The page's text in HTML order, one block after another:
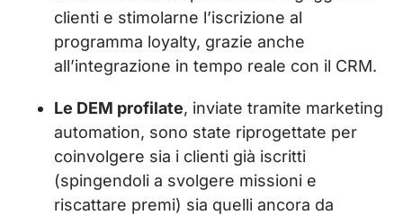
clienti e stimolarne l’iscrizione al
programma loyalty, grazie anche
all’integrazione in tempo reale con il CRM.
Le DEM profilate, inviate tramite marketing
automation, sono state riprogettate per
coinvolgere sia i clienti già iscritti
(spingendoli a svolgere missioni e
riscattare premi) sia quelli ancora da